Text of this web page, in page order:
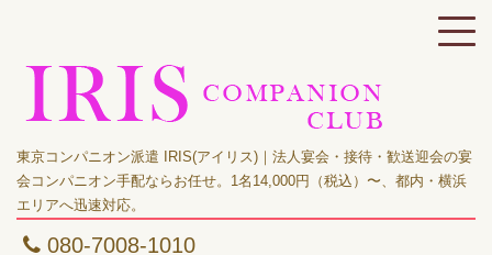
東京コンパニオン派遣 IRIS(アイリス)｜法人宴会・接待・歓送迎会の宴
会コンパニオン手配ならお任せ。1名14,000円（税込）〜、都内・横浜
エリアへ迅速対応。
080-7008-1010